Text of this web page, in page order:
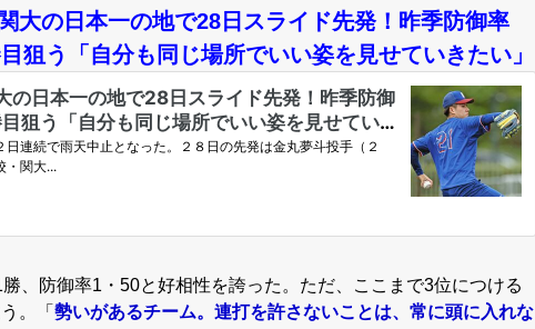
大の日本一の地で28日スライド先発！昨季防御率
狙う「自分も同じ場所でいい姿を見せていきたい」
、防御率1・50と好相性を誇った。ただ、ここまで3位につける
。「 勢いがあるチーム。連打を許さないことは、常に頭に入れな